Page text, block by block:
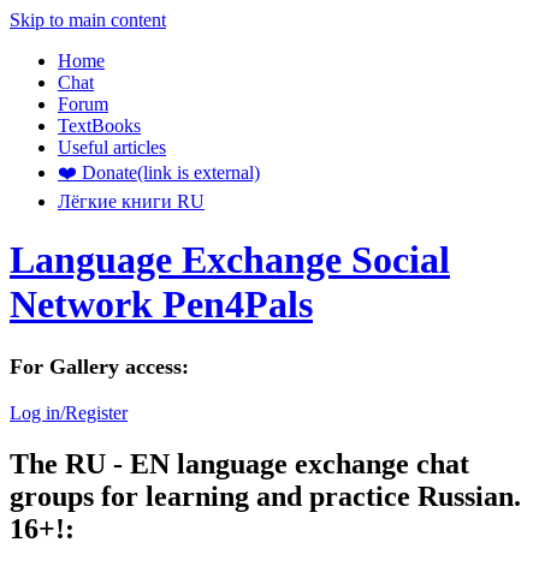
Skip to main content
Home
Chat
Forum
TextBooks
Useful articles
❤️ Donate(link is external)
Лёгкие книги RU
Language Exchange Social
Network Pen4Pals
For Gallery access:
Log in/Register
The RU - EN language exchange chat
groups for learning and practice Russian.
16+!: